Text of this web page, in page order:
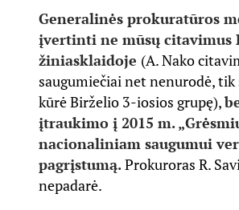
Generalinės prokuratūros
įvertinti ne mūsų citavimus
žiniasklaidoje (A. Nako
saugumiečiai net nenurodė, tik
kūrė Birželio 3-iosios grupę),
įtraukimo į 2015 m.
nacionaliniam saugumui
pagrįstumą.Prokuroras R.
nepadarė.